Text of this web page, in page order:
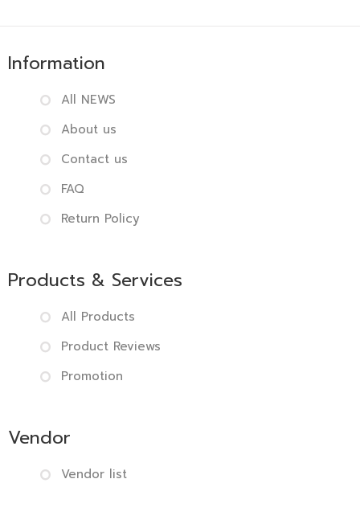
Information
All NEWS
About us
Contact us
FAQ
Return Policy
Products & Services
All Products
Product Reviews
Promotion
Vendor
Vendor list